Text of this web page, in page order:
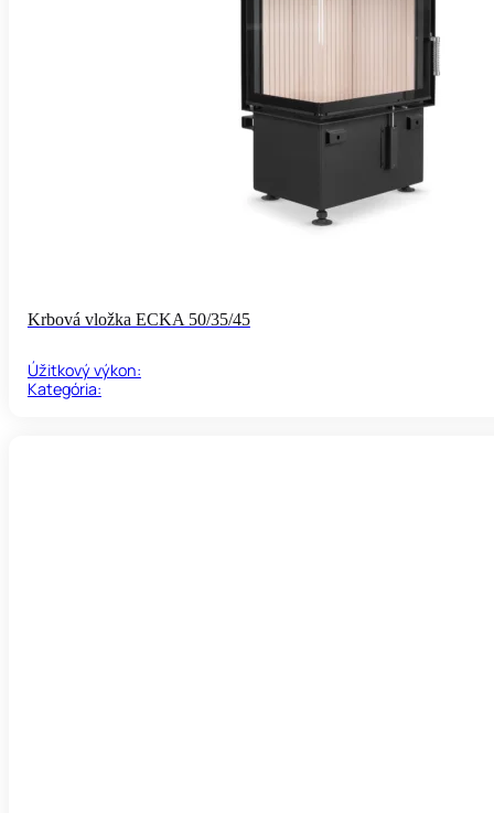
Krbová vložka ECKA 50/35/45
Úžitkový výkon:
Kategória: